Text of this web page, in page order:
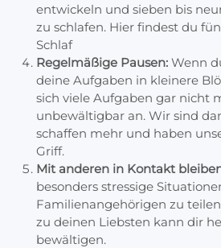
entwickeln und sieben bis
zu schlafen. Hier findest du
Schlaf
Regelmäßige Pausen: Wenn
deine Aufgaben in kleinere
sich viele Aufgaben gar nicht
unbewältigbar an. Wir sind
schaffen mehr und haben
Griff.
Mit anderen in Kontakt
besonders stressige
Familienangehörigen zu
zu deinen Liebsten kann dir
bewältigen.